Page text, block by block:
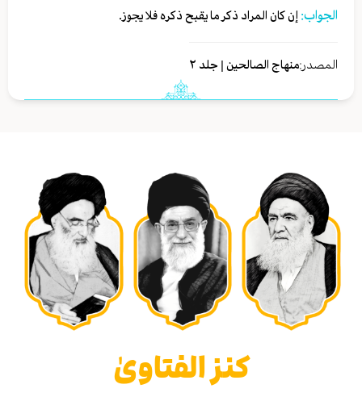
الجواب: إن كان المراد ذكر ما يقبح ذكره فلا يجوز.
المصدر:منهاج الصالحين | جلد ٢
كنز الفتاوىٰ